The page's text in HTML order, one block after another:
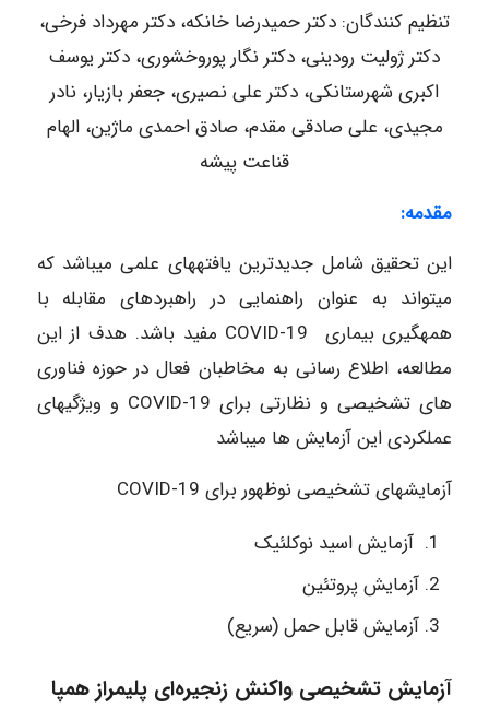
تنظیم کنندگان: دکتر حمیدرضا خانکه، دکتر مهرداد فرخی،
دکتر ژولیت رودینی، دکتر نگار پوروخشوری، دکتر یوسف
اکبری شهرستانکی، دکتر علی نصیری، جعفر بازیار، نادر
مجیدی، علی صادقی مقدم، صادق احمدی ماژین، الهام
قناعت پیشه
مقدمه:
این تحقیق شامل جدیدترین یافته‎های علمی می‎باشد که
می‎تواند به عنوان راهنمایی در راهبردهای مقابله با
همه‎گیری بیماری COVID-19 مفید باشد. هدف از این
مطالعه، اطلاع رسانی به مخاطبان فعال در حوزه فناوری
‎های تشخیصی و نظارتی برای COVID-19 و ویژگی‎های
عملکردی این آزمایش ها می‎باشد
آزمایش‎های تشخیصی نوظهور برای COVID-19
آزمایش اسید نوکلئیک
آزمایش پروتئین
آزمایش قابل حمل (سریع)
آزمایش تشخیصی واکنش زنجیره‌ای پلیمراز همپا